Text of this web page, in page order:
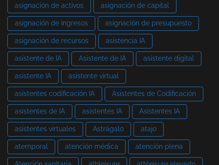
asignación de activos asignación de capital
asignación de ingresos asignación de presupuesto
asignación de recursos asistencia IA
asistente de IA Asistente de IA asistente digital
asistente IA asistente virtual
asistentes codificación IA Asistentes de Codificación
asistentes de IA asistentes IA Asistentes IA
asistentes virtuales Astrágalo atajo
atemporal atención médica atención plena